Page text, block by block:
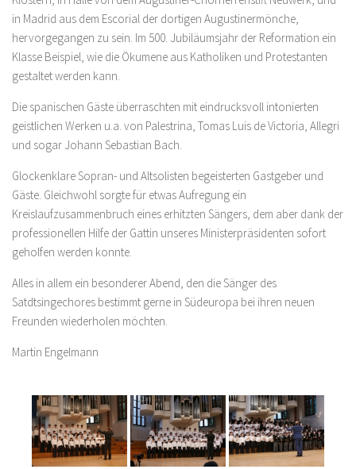
in Madrid aus dem Escorial der dortigen Augustinermönche,
hervorgegangen zu sein. Im 500. Jubiläumsjahr der Reformation ein
Klasse Beispiel, wie die Ökumene aus Katholiken und Protestanten
gestaltet werden kann.
Die spanischen Gäste überraschten mit eindrucksvoll intonierten
geistlichen Werken u.a. von Palestrina, Tomas Luis de Victoria, Allegri
und sogar Johann Sebastian Bach.
Glockenklare Sopran- und Altsolisten begeisterten Gastgeber und
Gäste. Gleichwohl sorgte für etwas Aufregung ein
Kreislaufzusammenbruch eines erhitzten Sängers, dem aber dank der
professionellen Hilfe der Gattin unseres Ministerpräsidenten sofort
geholfen werden konnte.
Alles in allem ein besonderer Abend, den die Sänger des
Satdtsingechores bestimmt gerne in Südeuropa bei ihren neuen
Freunden wiederholen möchten.
Martin Engelmann